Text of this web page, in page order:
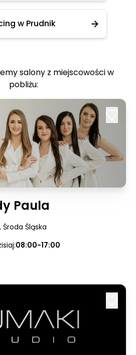
w Prudnik
salony z miejscowości w
pobliżu:
Paula
, Środa Śląska
08:00-17:00